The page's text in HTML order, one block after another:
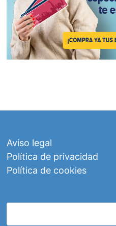
Aviso legal
Política de privacidad
Política de cookies